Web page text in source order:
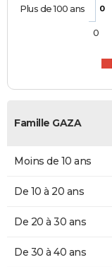
0
Plus de 100 ans
0
Famille GAZA
Moins de 10 ans
De 10 à 20 ans
De 20 à 30 ans
De 30 à 40 ans